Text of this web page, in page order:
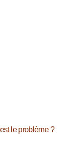
le problème ?